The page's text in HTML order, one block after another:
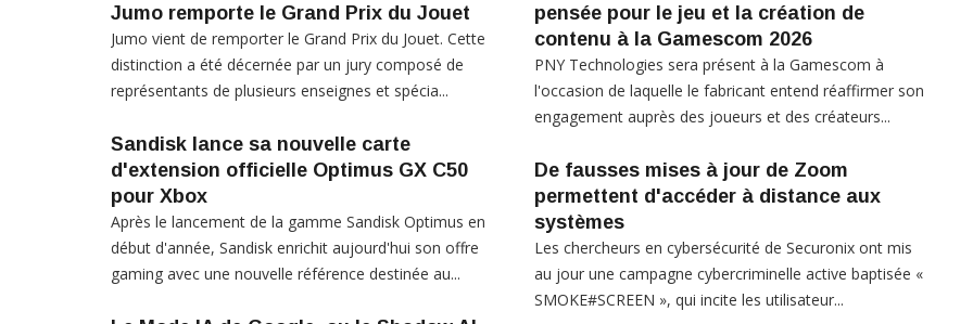
Jumo remporte le Grand Prix du Jouet
Jumo vient de remporter le Grand Prix du Jouet. Cette
distinction a été décernée par un jury composé de
représentants de plusieurs enseignes et spécia...
Sandisk lance sa nouvelle carte
d'extension officielle Optimus GX C50
pour Xbox
Après le lancement de la gamme Sandisk Optimus en
début d'année, Sandisk enrichit aujourd'hui son offre
gaming avec une nouvelle référence destinée au...
pensée pour le jeu et la création de
contenu à la Gamescom 2026
PNY Technologies sera présent à la Gamescom à
l'occasion de laquelle le fabricant entend réaffirmer son
engagement auprès des joueurs et des créateurs...
De fausses mises à jour de Zoom
permettent d'accéder à distance aux
systèmes
Les chercheurs en cybersécurité de Securonix ont mis
au jour une campagne cybercriminelle active baptisée «
SMOKE#SCREEN », qui incite les utilisateur...